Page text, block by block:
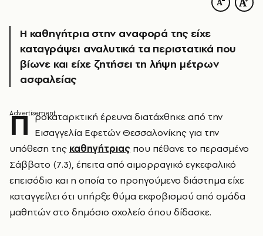
Η καθηγήτρια στην αναφορά της είχε
καταγράψει αναλυτικά τα περιστατικά που
βίωνε και είχε ζητήσει τη λήψη μέτρων
ασφαλείας
Π ροκαταρκτική έρευνα διατάχθηκε από την
Εισαγγελία Εφετών Θεσσαλονίκης για την
υπόθεση της καθηγήτριας που πέθανε το περασμένο
Σάββατο (7.3), έπειτα από αιμορραγικό εγκεφαλικό
επεισόδιο και η οποία το προηγούμενο διάστημα είχε
καταγγείλει ότι υπήρξε θύμα εκφοβισμού από ομάδα
μαθητών στο δημόσιο σχολείο όπου δίδασκε.